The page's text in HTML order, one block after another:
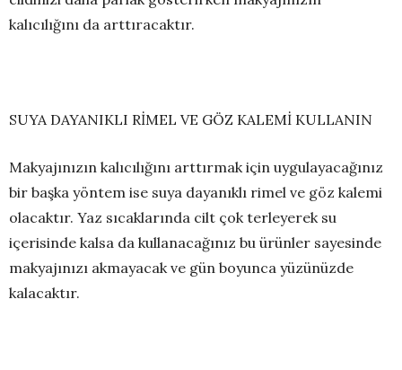
kalıcılığını da arttıracaktır.
SUYA DAYANIKLI RİMEL VE GÖZ KALEMİ KULLANIN
Makyajınızın kalıcılığını arttırmak için uygulayacağınız
bir başka yöntem ise suya dayanıklı rimel ve göz kalemi
olacaktır. Yaz sıcaklarında cilt çok terleyerek su
içerisinde kalsa da kullanacağınız bu ürünler sayesinde
makyajınızı akmayacak ve gün boyunca yüzünüzde
kalacaktır.